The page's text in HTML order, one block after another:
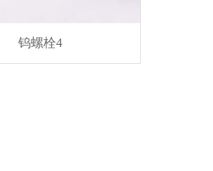
钨螺栓4